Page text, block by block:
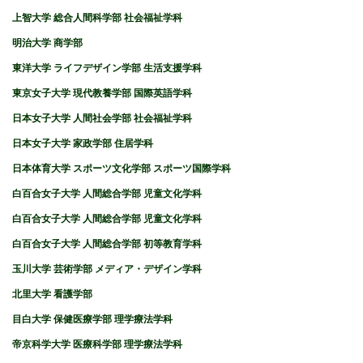
上智大学 総合人間科学部 社会福祉学科
明治大学 商学部
東洋大学 ライフデザイン学部 生活支援学科
東京女子大学 現代教養学部 国際英語学科
日本女子大学 人間社会学部 社会福祉学科
日本女子大学 家政学部 住居学科
日本体育大学 スポーツ文化学部 スポーツ国際学科
白百合女子大学 人間総合学部 児童文化学科
白百合女子大学 人間総合学部 児童文化学科
白百合女子大学 人間総合学部 初等教育学科
玉川大学 芸術学部 メディア・デザイン学科
北里大学 看護学部
目白大学 保健医療学部 理学療法学科
帝京科学大学 医療科学部 理学療法学科